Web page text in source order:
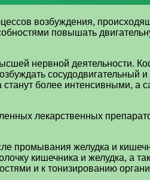
возбуждения,
повышать
нервной деятельности.
более интенсивными,
лекарственных
промывания желудка и
кишечника и желудка, а
и к тонизированию